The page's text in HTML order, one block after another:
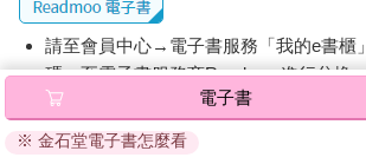
請至會員中心→電子書服務「我的e書櫃
碼』至電子書服務商Readmoo進行兌換
退換貨須知：
因版權保護，您在金石堂所購買的電子書
電子書
※ 金石堂電子書怎麼看